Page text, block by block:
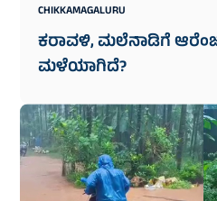
CHIKKAMAGALURU
ಕರಾವಳಿ, ಮಲೆನಾಡಿಗೆ
ಮಳೆಯಾಗಿದೆ?